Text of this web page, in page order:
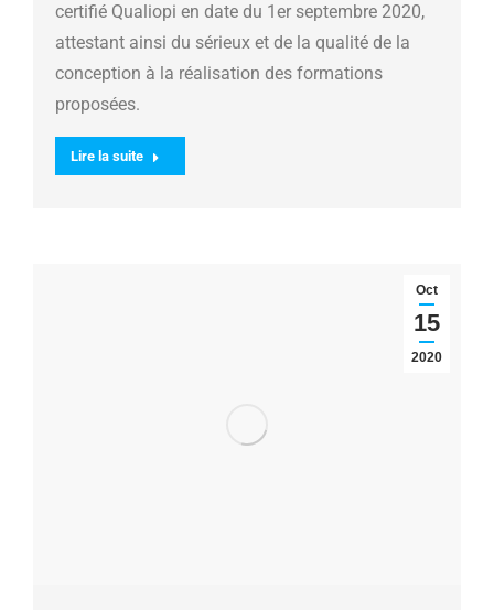
certifié Qualiopi en date du 1er septembre 2020,
attestant ainsi du sérieux et de la qualité de la
conception à la réalisation des formations
proposées.
Lire la suite
Oct
15
2020